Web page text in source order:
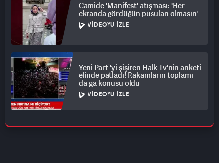
Camide 'Manifest' atışması: 'Her
ekranda gördüğün pusulan olmasın'
VIDEOYU İZLE
Yeni Parti'yi şişiren Halk Tv'nin anketi
elinde patladı! Rakamların toplamı
dalga konusu oldu
VIDEOYU İZLE